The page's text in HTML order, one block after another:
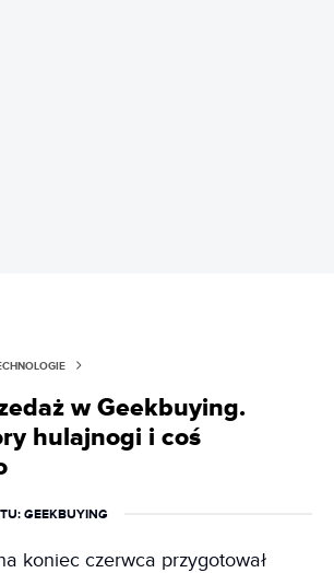
w Geekbuying.
hulajnogi i coś
: GEEKBUYING
koniec czerwca przygotował